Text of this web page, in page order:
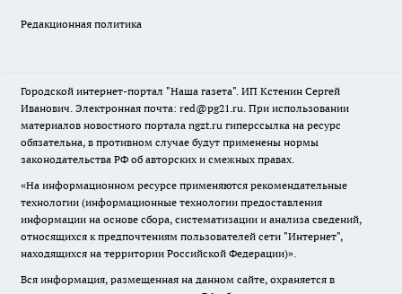
Редакционная политика
Городской интернет-портал "Наша газета". ИП Кстенин Сергей
Иванович. Электронная почта: red@pg21.ru. При использовании
материалов новостного портала ngzt.ru гиперссылка на ресурс
обязательна, в противном случае будут применены нормы
законодательства РФ об авторских и смежных правах.
«На информационном ресурсе применяются рекомендательные
технологии (информационные технологии предоставления
информации на основе сбора, систематизации и анализа сведений,
относящихся к предпочтениям пользователей сети "Интернет",
находящихся на территории Российской Федерации)».
Вся информация, размещенная на данном сайте, охраняется в